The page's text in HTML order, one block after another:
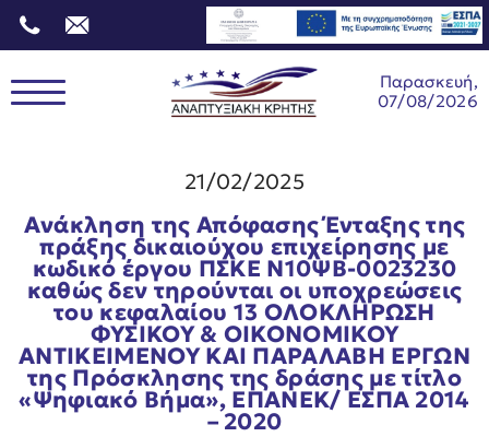
Παρασκευή,
07/08/2026
21/02/2025
Ανάκληση της Απόφασης Ένταξης της
πράξης δικαιούχου επιχείρησης με
κωδικό έργου ΠΣΚΕ Ν10ΨΒ-0023230
καθώς δεν τηρούνται οι υποχρεώσεις
του κεφαλαίου 13 ΟΛΟΚΛΗΡΩΣΗ
ΦΥΣΙΚΟΥ & ΟΙΚΟΝΟΜΙΚΟΥ
ΑΝΤΙΚΕΙΜΕΝΟΥ ΚΑΙ ΠΑΡΑΛΑΒΗ ΕΡΓΩΝ
της Πρόσκλησης της δράσης με τίτλο
«Ψηφιακό Βήμα», ΕΠΑΝΕΚ/ ΕΣΠΑ 2014
– 2020